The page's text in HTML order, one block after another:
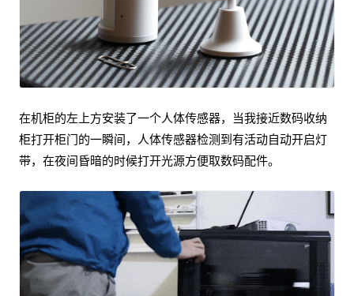
在机柜的左上方安装了一个人体传感器，当我接近数码收纳
柜打开柜门的一瞬间，人体传感器检测到有活动自动开启灯
带，在夜间昏暗的时候打开光源方便取数码配件。